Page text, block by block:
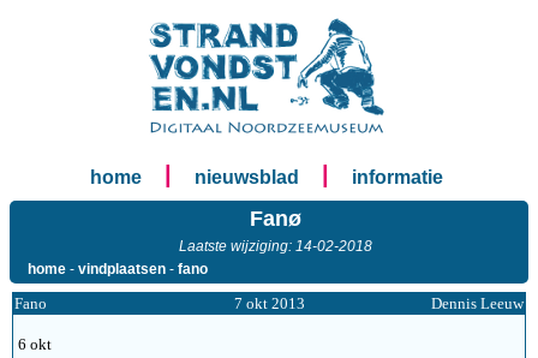
home nieuwsblad informatie
Fanø
Laatste wijziging: 14-02-2018
home - vindplaatsen - fano
Fano 7 okt 2013 Dennis Leeuw
6 okt